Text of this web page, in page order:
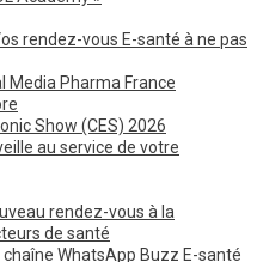
rendez-vous E-santé à ne pas
Media Pharma France
Show (CES) 2026
au service de votre
rendez-vous à la
de santé
chaîne WhatsApp Buzz E-santé